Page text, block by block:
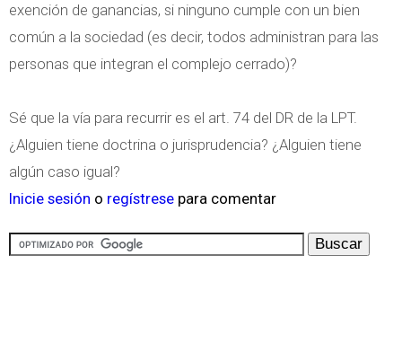
exención de ganancias, si ninguno cumple con un bien
común a la sociedad (es decir, todos administran para las
personas que integran el complejo cerrado)?
Sé que la vía para recurrir es el art. 74 del DR de la LPT.
¿Alguien tiene doctrina o jurisprudencia? ¿Alguien tiene
algún caso igual?
Inicie sesión o regístrese para comentar